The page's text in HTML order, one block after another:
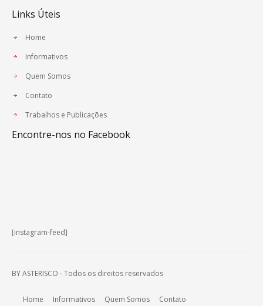
Links Úteis
Home
Informativos
Quem Somos
Contato
Trabalhos e Publicações
Encontre-nos no Facebook
[instagram-feed]
BY ASTERISCO - Todos os direitos reservados
Home Informativos Quem Somos Contato